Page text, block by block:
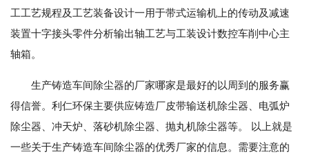
工工艺规程及工艺装备设计一用于带式运输机上的传动及减速
装置十字接头零件分析输出轴工艺与工装设计数控车削中心主
轴箱。
生产铸造车间除尘器的厂家哪家是最好的以周到的服务赢
得信誉。利仁环保主要供应铸造厂皮带输送机除尘器、电弧炉
除尘器、冲天炉、落砂机除尘器、抛丸机除尘器等。 以上就是
一些关于生产铸造车间除尘器的优秀厂家的信息。需要注意的